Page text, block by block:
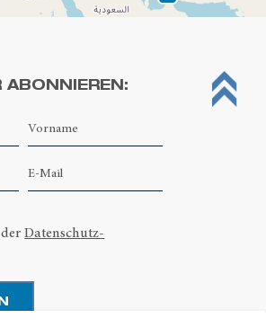
ABONNIEREN:
derDatenschutz-